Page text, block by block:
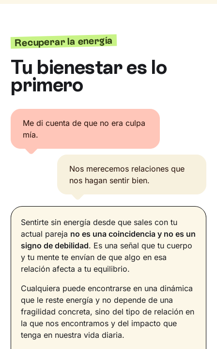
Recuperar la energía
Tu bienestar es lo
primero
Me di cuenta de que no era culpa
mía.
Nos merecemos relaciones que
nos hagan sentir bien.
Sentirte sin energía desde que sales con tu
actual pareja no es una coincidencia y no es un
signo de debilidad. Es una señal que tu cuerpo
y tu mente te envían de que algo en esa
relación afecta a tu equilibrio.
Cualquiera puede encontrarse en una dinámica
que le reste energía y no depende de una
fragilidad concreta, sino del tipo de relación en
la que nos encontramos y del impacto que
tenga en nuestra vida diaria.